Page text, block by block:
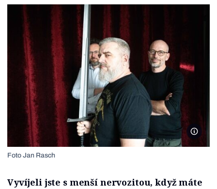
Foto Jan Rasch
Vyvíjeli jste s menší nervozitou, když máte